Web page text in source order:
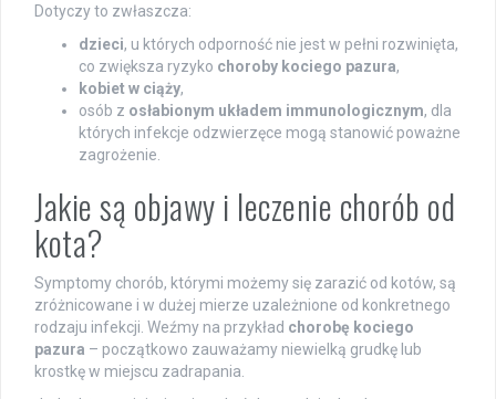
Dotyczy to zwłaszcza:
dzieci, u których odporność nie jest w pełni rozwinięta,
co zwiększa ryzyko choroby kociego pazura,
kobiet w ciąży,
osób z osłabionym układem immunologicznym, dla
których infekcje odzwierzęce mogą stanowić poważne
zagrożenie.
Jakie są objawy i leczenie chorób od
kota?
Symptomy chorób, którymi możemy się zarazić od kotów, są
zróżnicowane i w dużej mierze uzależnione od konkretnego
rodzaju infekcji. Weźmy na przykład chorobę kociego
pazura – początkowo zauważamy niewielką grudkę lub
krostkę w miejscu zadrapania.